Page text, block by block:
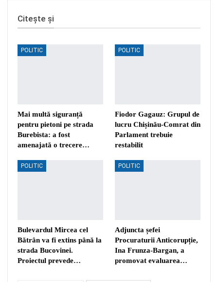
Citește și
POLITIC
Mai multă siguranță
pentru pietoni pe strada
Burebista: a fost
amenajată o trecere…
POLITIC
Fiodor Gagauz: Grupul de
lucru Chișinău-Comrat din
Parlament trebuie
restabilit
POLITIC
Bulevardul Mircea cel
Bătrân va fi extins până la
strada Bucovinei.
Proiectul prevede…
POLITIC
Adjuncta șefei
Procuraturii Anticorupție,
Ina Frunza-Bargan, a
promovat evaluarea…